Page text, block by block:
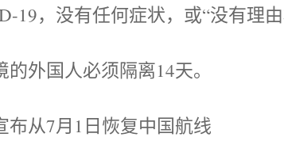
19，没有任何症状，或“没有理
外国人必须隔离14天。
布从7月1日恢复中国航线